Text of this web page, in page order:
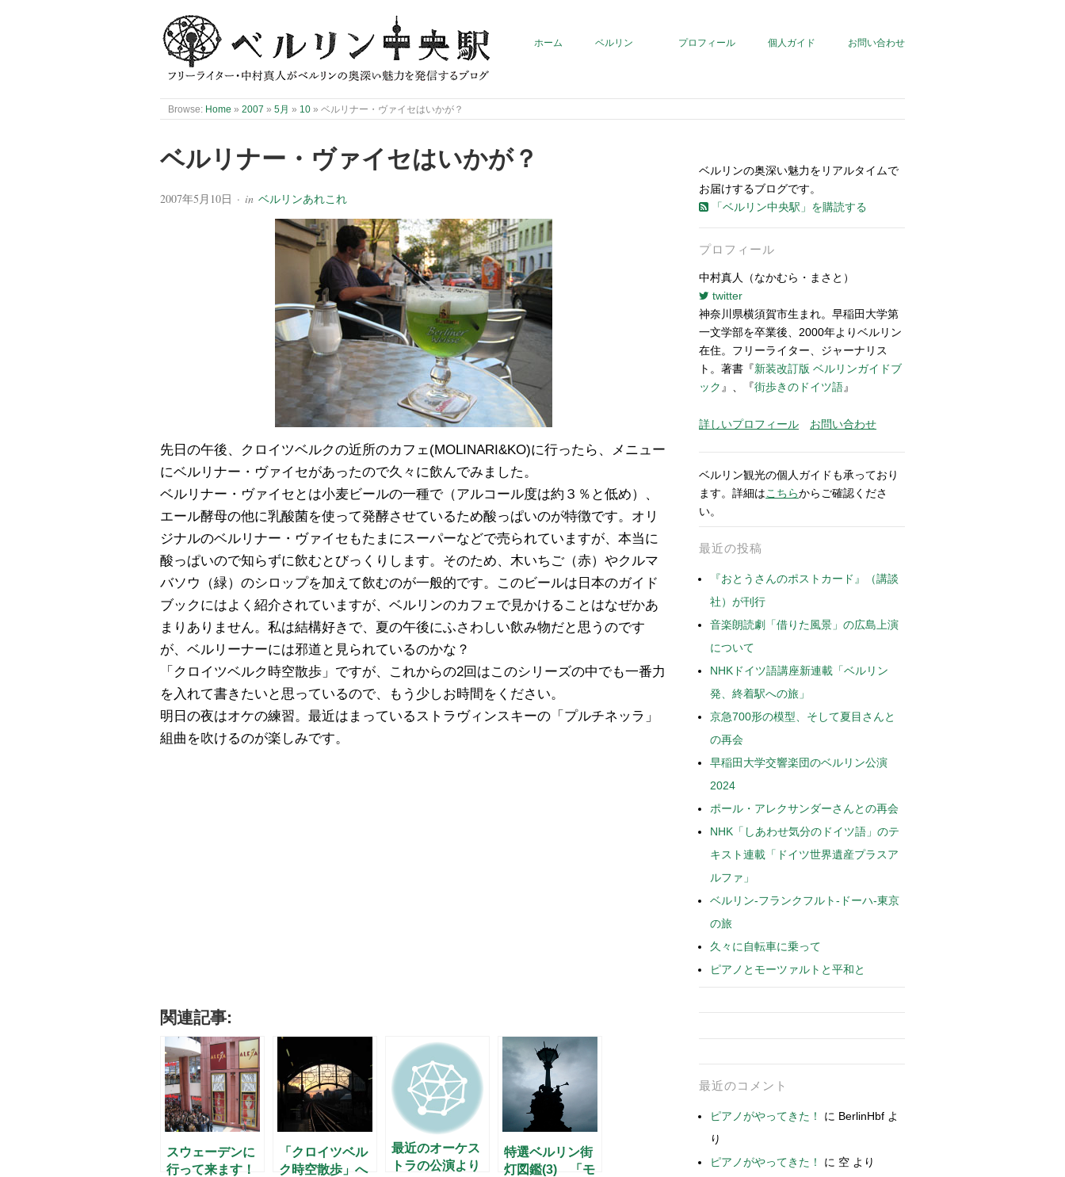
ホーム ベルリン プロフィール 個人ガイド お問い合わせ
Browse: Home » 2007 » 5月 » 10 » ベルリナー・ヴァイセはいかが？
ベルリナー・ヴァイセはいかが？
2007年5月10日 · in ベルリンあれこれ
先日の午後、クロイツベルクの近所のカフェ(MOLINARI&KO)に行ったら、メニュー
にベルリナー・ヴァイセがあったので久々に飲んでみました。
ベルリナー・ヴァイセとは小麦ビールの一種で（アルコール度は約３％と低め）、
エール酵母の他に乳酸菌を使って発酵させているため酸っぱいのが特徴です。オリ
ジナルのベルリナー・ヴァイセもたまにスーパーなどで売られていますが、本当に
酸っぱいので知らずに飲むとびっくりします。そのため、木いちご（赤）やクルマ
バソウ（緑）のシロップを加えて飲むのが一般的です。このビールは日本のガイド
ブックにはよく紹介されていますが、ベルリンのカフェで見かけることはなぜかあ
まりありません。私は結構好きで、夏の午後にふさわしい飲み物だと思うのです
が、ベルリーナーには邪道と見られているのかな？
「クロイツベルク時空散歩」ですが、これからの2回はこのシリーズの中でも一番力
を入れて書きたいと思っているので、もう少しお時間をください。
明日の夜はオケの練習。最近はまっているストラヴィンスキーの「プルチネッラ」
組曲を吹けるのが楽しみです。
関連記事:
スウェーデンに
行って来ます！
「クロイツベル
ク時空散歩」へ
最近のオーケス
トラの公演より
特選ベルリン街
灯図鑑(3) 「モ
ベルリンの奥深い魅力をリアルタイムで
お届けするブログです。
「ベルリン中央駅」を購読する
プロフィール
中村真人（なかむら・まさと）
twitter
神奈川県横須賀市生まれ。早稲田大学第
一文学部を卒業後、2000年よりベルリン
在住。フリーライター、ジャーナリス
ト。著書『新装改訂版 ベルリンガイドブ
ック 』、『街歩きのドイツ語』
詳しいプロフィール お問い合わせ
ベルリン観光の個人ガイドも承っており
ます。詳細はこちらからご確認くださ
い。
最近の投稿
『おとうさんのポストカード』（講談
社）が刊行
音楽朗読劇「借りた風景」の広島上演
について
NHKドイツ語講座新連載「ベルリン
発、終着駅への旅」
京急700形の模型、そして夏目さんと
の再会
早稲田大学交響楽団のベルリン公演
2024
ポール・アレクサンダーさんとの再会
NHK「しあわせ気分のドイツ語」のテ
キスト連載「ドイツ世界遺産プラスア
ルファ」
ベルリン-フランクフルト-ドーハ-東京
の旅
久々に自転車に乗って
ピアノとモーツァルトと平和と
最近のコメント
ピアノがやってきた！ に BerlinHbf よ
り
ピアノがやってきた！
に 空 より